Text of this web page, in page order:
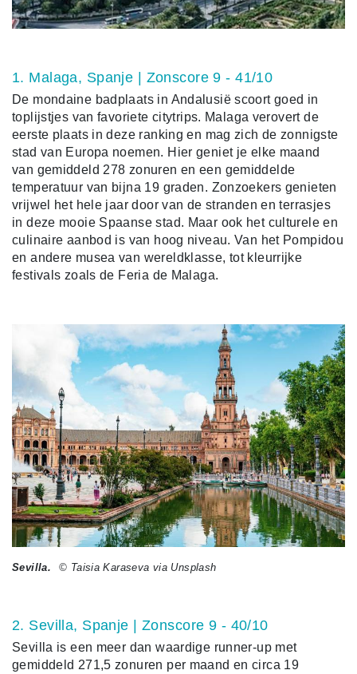
1. Malaga, Spanje | Zonscore 9 - 41/10
De mondaine badplaats in Andalusië scoort goed in
toplijstjes van favoriete citytrips. Malaga verovert de
eerste plaats in deze ranking en mag zich de zonnigste
stad van Europa noemen. Hier geniet je elke maand
van gemiddeld 278 zonuren en een gemiddelde
temperatuur van bijna 19 graden. Zonzoekers genieten
vrijwel het hele jaar door van de stranden en terrasjes
in deze mooie Spaanse stad. Maar ook het culturele en
culinaire aanbod is van hoog niveau. Van het Pompidou
en andere musea van wereldklasse, tot kleurrijke
festivals zoals de Feria de Malaga.
Sevilla. © Taisia Karaseva via Unsplash
2. Sevilla, Spanje | Zonscore 9 - 40/10
Sevilla is een meer dan waardige runner-up met
gemiddeld 271,5 zonuren per maand en circa 19